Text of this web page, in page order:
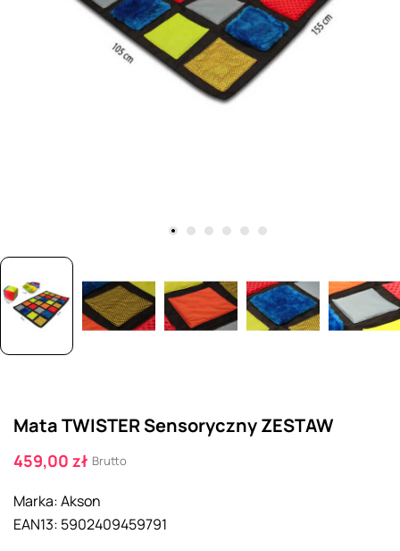
Mata TWISTER Sensoryczny ZESTAW
459,00 zł Brutto
Marka:Akson
EAN13: 5902409459791